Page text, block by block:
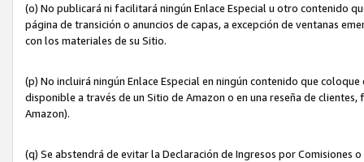
(o) No publicará ni facilitará ningún Enlace Especial u otro contenido
página de transición o anuncios de capas, a excepción de ventanas
con los materiales de su Sitio.
(p) No incluirá ningún Enlace Especial en ningún contenido que
disponible a través de un Sitio de Amazon o en una reseña de
Amazon).
(q) Se abstendrá de evitar la Declaración de Ingresos por